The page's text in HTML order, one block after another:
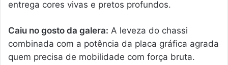
entrega cores vivas e pretos profundos.
Caiu no gosto da galera: A leveza do chassi
combinada com a potência da placa gráfica agrada
quem precisa de mobilidade com força bruta.